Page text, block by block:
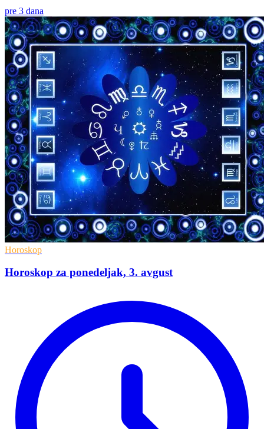
pre 3 dana
Horoskop
Horoskop za ponedeljak, 3. avgust